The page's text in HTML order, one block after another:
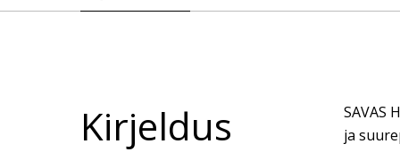
Kirjeldus
SAVAS
ja